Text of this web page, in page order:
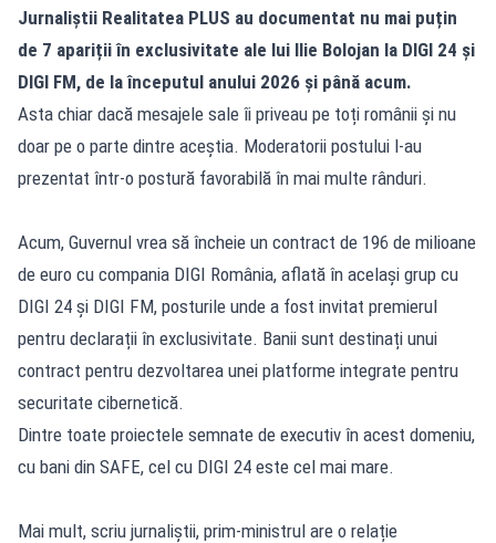
Jurnaliștii Realitatea PLUS au documentat nu mai puțin
de 7 apariții în exclusivitate ale lui Ilie Bolojan la DIGI 24 și
DIGI FM, de la începutul anului 2026 și până acum.
Asta chiar dacă mesajele sale îi priveau pe toți românii și nu
doar pe o parte dintre aceștia. Moderatorii postului l-au
prezentat într-o postură favorabilă în mai multe rânduri.
Acum, Guvernul vrea să încheie un contract de 196 de milioane
de euro cu compania DIGI România, aflată în același grup cu
DIGI 24 și DIGI FM, posturile unde a fost invitat premierul
pentru declarații în exclusivitate. Banii sunt destinați unui
contract pentru dezvoltarea unei platforme integrate pentru
securitate cibernetică.
Dintre toate proiectele semnate de executiv în acest domeniu,
cu bani din SAFE, cel cu DIGI 24 este cel mai mare.
Mai mult, scriu jurnaliștii, prim-ministrul are o relație